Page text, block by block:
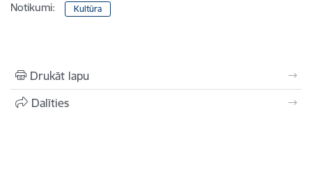
Notikumi: Kultūra
Drukāt lapu
Dalīties